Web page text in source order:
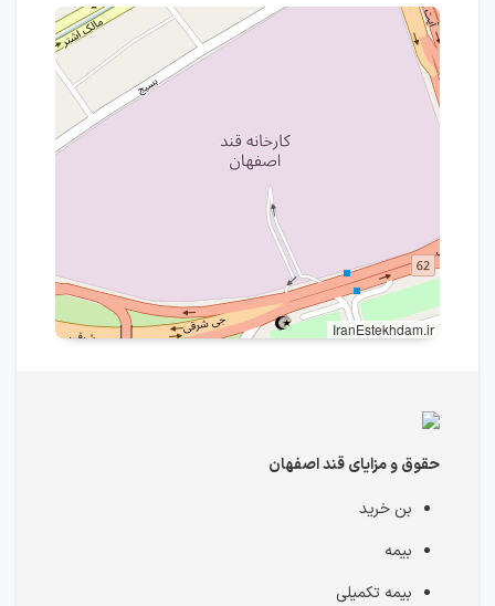
IranEstekhdam.ir
حقوق و مزایای قند اصفهان
بن خرید
بیمه
بیمه تکمیلی